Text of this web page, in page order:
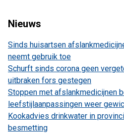
Nieuws
Sinds huisartsen
neemt gebruik toe
Schurft sinds corona geen
uitbraken fors gestegen
Stoppen met afslankmedicijnen
leefstijlaanpassingen weer
Kookadvies drinkwater in
besmetting